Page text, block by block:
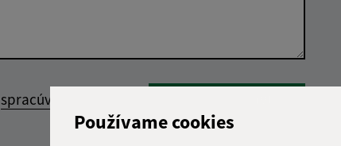
Používame cookies
spracúvaním